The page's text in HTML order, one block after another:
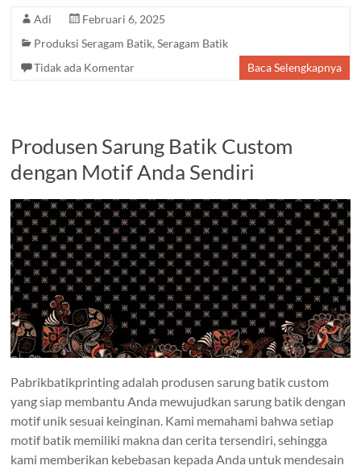
Adi
Februari 6, 2025
Produksi Seragam Batik,Seragam Batik
Tidak ada Komentar
Baca Selengkapnya
Produsen Sarung Batik Custom
dengan Motif Anda Sendiri
Pabrikbatikprinting adalah produsen sarung batik custom
yang siap membantu Anda mewujudkan sarung batik dengan
motif unik sesuai keinginan. Kami memahami bahwa setiap
motif batik memiliki makna dan cerita tersendiri, sehingga
kami memberikan kebebasan kepada Anda untuk mendesain